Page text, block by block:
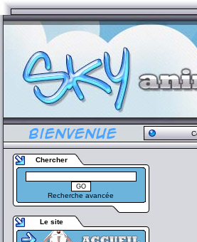
Chercher
Recherche avancée
Le site